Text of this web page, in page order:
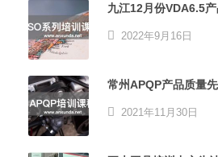
九江12月份VDA6.5
2022年9月16日
常州APQP产品质量
2021年11月30日